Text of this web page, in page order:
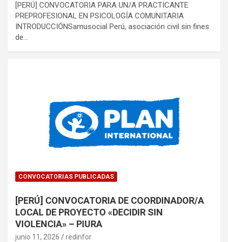
[PERÚ] CONVOCATORIA PARA UN/A PRACTICANTE
PREPROFESIONAL EN PSICOLOGÍA COMUNITARIA
INTRODUCCIÓNSamusocial Perú, asociación civil sin fines
de…
CONVOCATORIAS PUBLICADAS
[PERÚ] CONVOCATORIA DE COORDINADOR/A
LOCAL DE PROYECTO «DECIDIR SIN
VIOLENCIA» – PIURA
junio 11, 2026 redinfor